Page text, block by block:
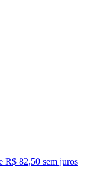
R$ 82,50 sem juros